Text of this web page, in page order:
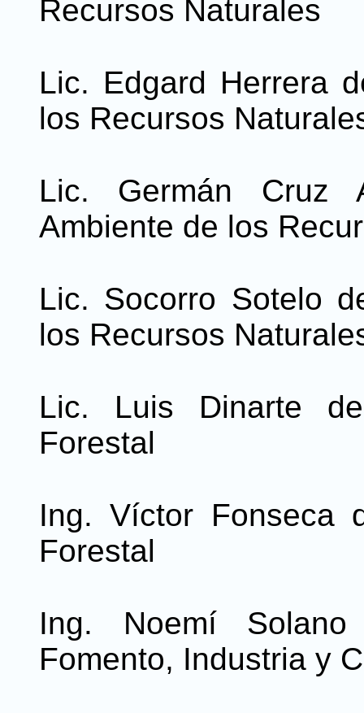
Recursos Naturales
Lic. Edgard Herrera
los Recursos
Lic. Germán Cruz
Ambiente de los
Lic. Socorro Sotelo
los Recursos
Lic. Luis Dinarte
Forestal
Ing. Víctor Fonseca
Forestal
Ing. Noemí
Fomento, Industria y